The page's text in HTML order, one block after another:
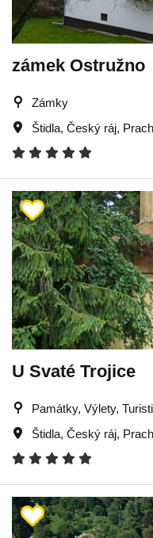
zámek Ostružno
Zámky
Štidla, Český ráj,
U Svaté Trojice
Památky, Výlety,
Štidla, Český ráj,